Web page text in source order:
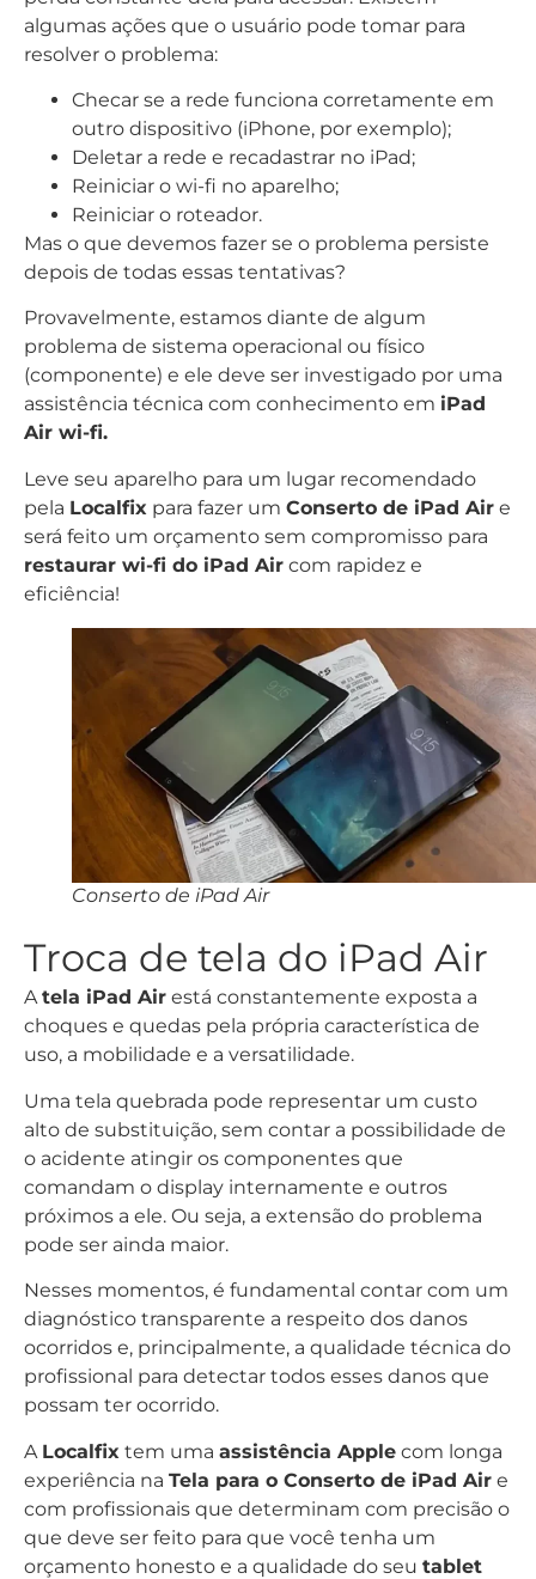
algumas ações que o usuário pode tomar para
resolver o problema:
Checar se a rede funciona corretamente em
outro dispositivo (iPhone, por exemplo);
Deletar a rede e recadastrar no iPad;
Reiniciar o wi-fi no aparelho;
Reiniciar o roteador.
Mas o que devemos fazer se o problema persiste
depois de todas essas tentativas?
Provavelmente, estamos diante de algum
problema de sistema operacional ou físico
(componente) e ele deve ser investigado por uma
assistência técnica com conhecimento em iPad
Air wi-fi.
Leve seu aparelho para um lugar recomendado
pela Localfix para fazer um Conserto de iPad Air e
será feito um orçamento sem compromisso para
restaurar wi-fi do iPad Air com rapidez e
eficiência!
Conserto de iPad Air
Troca de tela do iPad Air
Atela iPad Air está constantemente exposta a
choques e quedas pela própria característica de
uso, a mobilidade e a versatilidade.
Uma tela quebrada pode representar um custo
alto de substituição, sem contar a possibilidade de
o acidente atingir os componentes que
comandam o display internamente e outros
próximos a ele. Ou seja, a extensão do problema
pode ser ainda maior.
Nesses momentos, é fundamental contar com um
diagnóstico transparente a respeito dos danos
ocorridos e, principalmente, a qualidade técnica do
profissional para detectar todos esses danos que
possam ter ocorrido.
A Localfix tem uma assistência Apple com longa
experiência na Tela para o Conserto de iPad Air e
com profissionais que determinam com precisão o
que deve ser feito para que você tenha um
orçamento honesto e a qualidade do seu tablet